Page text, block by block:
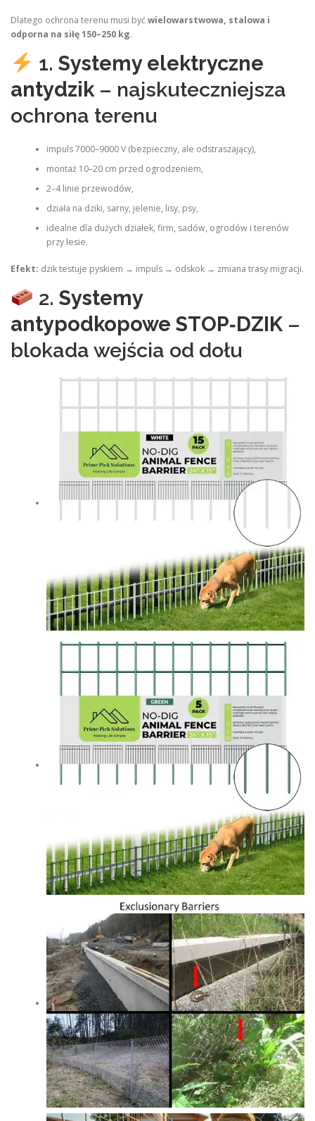
Dlatego ochrona terenu musi byćwielowarstwowa, stalowa i
odporna na siłę 150–250 kg.
1. Systemy elektryczne
antydzik– najskuteczniejsza
ochrona terenu
impuls 7000–9000 V (bezpieczny, ale odstraszający),
montaż 10–20 cm przed ogrodzeniem,
2–4 linie przewodów,
działa na dziki, sarny, jelenie, lisy, psy,
idealne dla dużych działek, firm, sadów, ogrodów i terenów
przy lesie.
Efekt: dzik testuje pyskiem → impuls → odskok → zmiana trasy migracji.
2. Systemy
antypodkopowe STOP‑DZIK–
blokada wejścia od dołu